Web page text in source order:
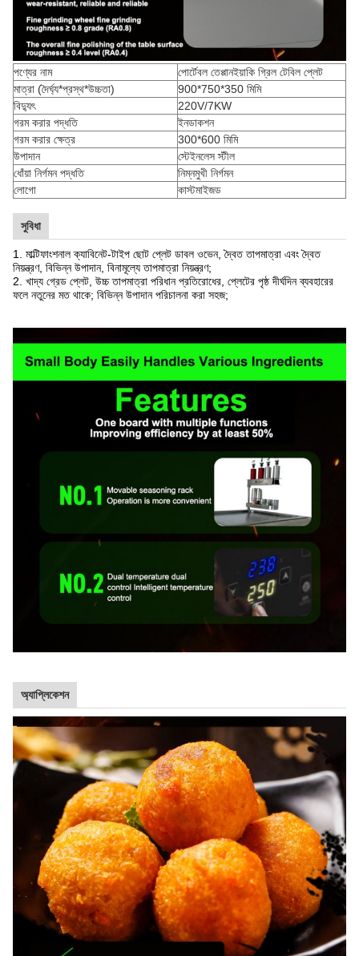
পণ্যের নাম
পোর্টেবল তেপ্পানইয়াকি গ্রিল টেবিল প্লেট
মাত্রা (দৈর্ঘ্য*প্রস্থ*উচ্চতা)
900*750*350 মিমি
বিদ্যুৎ
220V/7KW
গরম করার পদ্ধতি
ইনডাকশন
গরম করার ক্ষেত্র
300*600 মিমি
উপাদান
স্টেইনলেস স্টীল
ধোঁয়া নির্গমন পদ্ধতি
নিম্নমুখী নির্গমন
লোগো
কাস্টমাইজড
সুবিধা
1. মাল্টিফাংশনাল ক্যাবিনেট-টাইপ ছোট প্লেট ডাবল ওভেন, দ্বৈত তাপমাত্রা এবং দ্বৈত
নিয়ন্ত্রণ, বিভিন্ন উপাদান, বিনামূল্যে তাপমাত্রা নিয়ন্ত্রণ;
2. খাদ্য গ্রেড প্লেট, উচ্চ তাপমাত্রা পরিধান প্রতিরোধের, প্লেটের পৃষ্ঠ দীর্ঘদিন ব্যবহারের
ফলে নতুনের মত থাকে; বিভিন্ন উপাদান পরিচালনা করা সহজ;
অ্যাপ্লিকেশন